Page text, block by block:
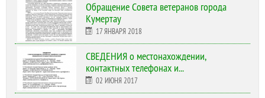
Обращение Совета ветеранов города
Кумертау
17 ЯНВАРЯ 2018
СВЕДЕНИЯ о местонахождении,
контактных телефонах и...
02 ИЮНЯ 2017